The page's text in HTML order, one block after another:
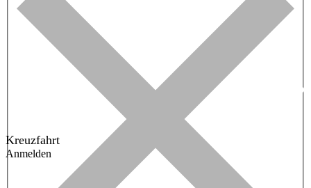
Kreuzfahrt
Anmelden